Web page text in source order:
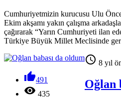
Cumhuriyetmizin kurucusu Ulu
Ekim akşamı yakın çalışma
çağırarak “Yarın Cumhuriyeti ilan
Türkiye Büyük Millet Meclisinde
491
 435
 8 yıl
Oğlan